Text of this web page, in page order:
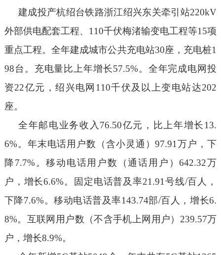
建成投产杭绍台铁路浙江绍兴东关牵引站220kV
外部供电配套工程、 110千伏梅渚输变电工程等15项
重点工程。全年建成城市公共充电站30座，充电桩1
98台。充电量比上年增长57.5%。全年完成电网投
资22亿元，绍兴电网 110千伏及以上变电站达202
座。
全年邮电业务收入 76.50亿元 ，比上年增长13.
6%。年末电话用户数（含小灵通）97.91万户，下
降7.7%。移动电话用户数（通话用户）642.32万
户，增长6.6%。固定电话普及率21.91号线/百人，
下降7.6%。移动电话普及率143.74部/百人，增长6.
8%。互联网用户数（不含手机上网用户） 239.57万
户，增长8.9%。